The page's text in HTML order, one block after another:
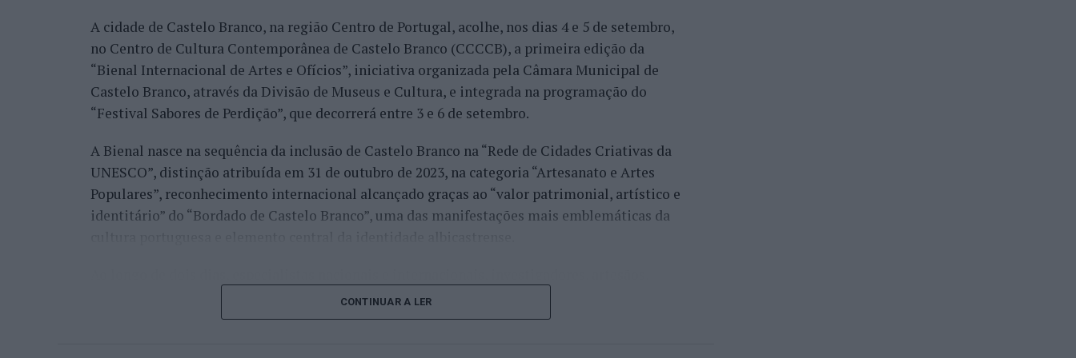
Já Jaime Faria venceu o peruano Gonzalo Bueno e o neerlandês Botic van de Zandschulp,
alcançando também os quartos de final, onde acabou eliminado pelo italiano Luciano
Darderi, num encontro decidido em três sets.
Nuno Borges, principal representante nacional no quadro principal, iniciou a participação
segunda ronda pelo argentino Román Andrés Burruchaga, num encontro disputado em três
sets.
Henrique Rocha e Frederico Ferreira Silva despediram-se na ronda inaugural. Rocha foi
afastado pelo espanhol Pedro Martínez, enquanto Ferreira Silva discutiu a passagem à
Na fase de qualificação, Tiago Pereira foi o português que mais longe chegou, alcançando o
quadro principal do torneio, onde acabou derrotado por Gonzalo Bueno. João Domingues,
A cidade de Castelo Branco, na região Centro de Portugal, acolhe, nos dias 4 e 5 de setembro,
no Centro de Cultura Contemporânea de Castelo Branco (CCCCB), a primeira edição da
“Bienal Internacional de Artes e Ofícios”, iniciativa organizada pela Câmara Municipal de
Castelo Branco, através da Divisão de Museus e Cultura, e integrada na programação do
“Festival Sabores de Perdição”, que decorrerá entre 3 e 6 de setembro.
A Bienal nasce na sequência da inclusão de Castelo Branco na “Rede de Cidades Criativas da
UNESCO”, distinção atribuída em 31 de outubro de 2023, na categoria “Artesanato e Artes
Populares”, reconhecimento internacional alcançado graças ao “valor patrimonial, artístico e
identitário” do “Bordado de Castelo Branco”, uma das manifestações mais emblemáticas da
representantes institucionais, organismos públicos, instituições de ensino superior e
cidades pertencentes à “Rede de Cidades Criativas da UNESCO” discutirão políticas públicas,
CONTINUAR A LER